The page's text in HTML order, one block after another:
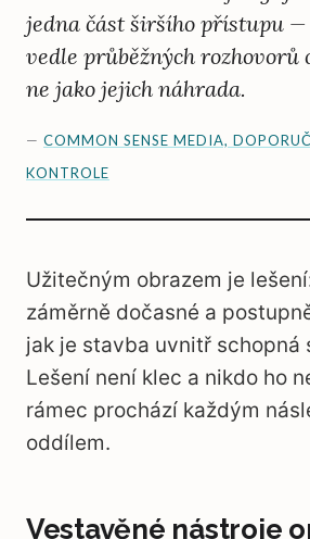
jedna část širšího přístupu
vedle průběžných rozhovorů
ne jako jejich náhrada.
— COMMON SENSE MEDIA,
KONTROLE
Užitečným obrazem je
záměrně dočasné a
jak je stavba uvnitř schopná
Lešení není klec a nikdo ho
rámec prochází každým
oddílem.
Vestavěné nástroje